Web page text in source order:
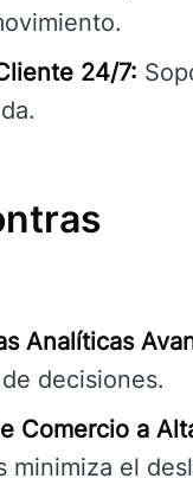
24/7:
Analíticas
decisiones.
Comercio a
minimiza el